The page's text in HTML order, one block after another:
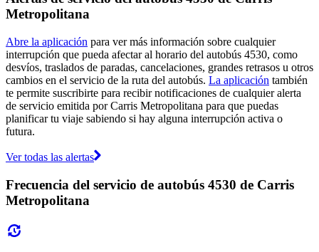
Metropolitana
Abre la aplicación para ver más información sobre cualquier
interrupción que pueda afectar al horario del autobús 4530, como
desvíos, traslados de paradas, cancelaciones, grandes retrasos u otros
cambios en el servicio de la ruta del autobús. La aplicación también
te permite suscribirte para recibir notificaciones de cualquier alerta
de servicio emitida por Carris Metropolitana para que puedas
planificar tu viaje sabiendo si hay alguna interrupción activa o
futura.
Ver todas las alertas
Frecuencia del servicio de autobús 4530 de Carris
Metropolitana